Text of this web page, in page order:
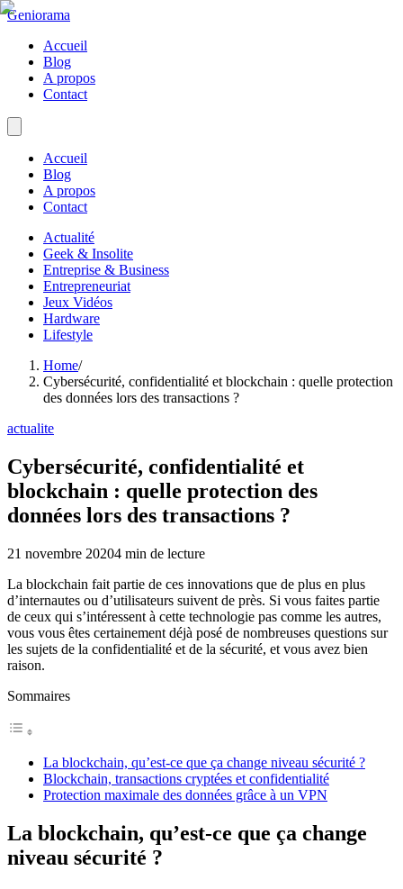
Geniorama
Accueil
Blog
A propos
Contact
Accueil
Blog
A propos
Contact
Actualité
Geek & Insolite
Entreprise & Business
Entrepreneuriat
Jeux Vidéos
Hardware
Lifestyle
Home/
Cybersécurité, confidentialité et blockchain : quelle protection
des données lors des transactions ?
actualite
Cybersécurité, confidentialité et
blockchain : quelle protection des
données lors des transactions ?
21 novembre 20204 min de lecture
La blockchain fait partie de ces innovations que de plus en plus
d’internautes ou d’utilisateurs suivent de près. Si vous faites partie
de ceux qui s’intéressent à cette technologie pas comme les autres,
vous vous êtes certainement déjà posé de nombreuses questions sur
les sujets de la confidentialité et de la sécurité, et vous avez bien
raison.
Sommaires
La blockchain, qu’est-ce que ça change niveau sécurité ?
Blockchain, transactions cryptées et confidentialité
Protection maximale des données grâce à un VPN
La blockchain, qu’est-ce que ça change
niveau sécurité ?